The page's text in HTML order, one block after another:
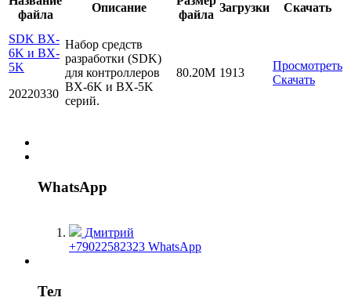
файла
Описание
файла
Загрузки Скачать
SDK BX-
6K и BX-
5K
20220330
Набор средств
разработки (SDK)
для контроллеров
BX-6K и BX-5K
серий.
80.20M 1913
Просмотреть
Скачать
WhatsApp
Дмитрий
+79022582323 WhatsApp
Тел